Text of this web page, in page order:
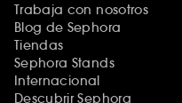
Trabaja con nosotros
Blog de Sephora
Tiendas
Sephora Stands
Internacional
Descubrir Sephora